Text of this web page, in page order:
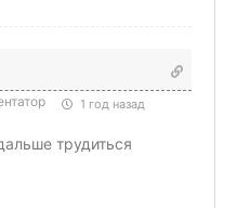
1 год назад
трудиться